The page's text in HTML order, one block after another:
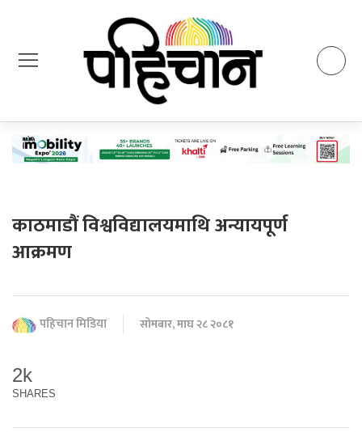
काठमाडौं विश्वविद्यालयमाथि अन्यायपूर्ण
आक्रमण
पहिचान मिडिया सोमबार, माघ २८ २०८१
2k
SHARES